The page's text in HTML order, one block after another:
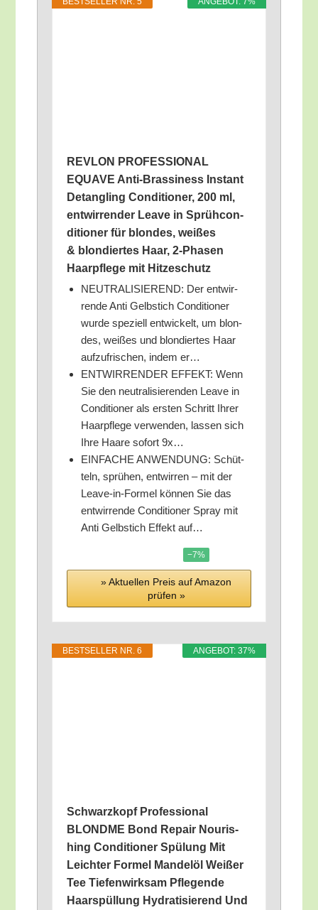
REVLON PROFESSIONAL
EQUAVE Anti-Bras­si­ness Instant
Detang­ling Con­di­tio­ner, 200 ml,
ent­wir­ren­der Lea­ve in Sprüh­con­
di­tio­ner für blon­des, wei­ßes
& blon­dier­tes Haar, 2‑Phasen
Haar­pfle­ge mit Hitzeschutz
NEUTRALISIEREND: Der ent­wir­
ren­de Anti Gelb­stich Con­di­tio­ner
wur­de spe­zi­ell ent­wi­ckelt, um blon­
des, wei­ßes und blon­dier­tes Haar
auf­zu­fri­schen, indem er…
ENTWIRRENDER EFFEKT: Wenn
Sie den neu­tra­li­sie­ren­den Lea­ve in
Con­di­tio­ner als ers­ten Schritt Ihrer
Haar­pfle­ge ver­wen­den, las­sen sich
Ihre Haa­re sofort 9x…
EINFACHE ANWENDUNG: Schüt­
teln, sprü­hen, ent­wir­ren – mit der
Lea­ve-in-For­mel kön­nen Sie das
ent­wir­ren­de Con­di­tio­ner Spray mit
Anti Gelb­stich Effekt auf…
−7%
» Aktu­el­len Preis auf Ama­zon
prü­fen »
ANGE­BOT: 37%
BEST­SEL­LER NR. 6
Schwarz­kopf Pro­fes­sio­nal
BLONDME Bond Repair Nou­ris­
hing Con­di­tio­ner Spü­lung Mit
Leich­ter For­mel Man­del­öl Wei­ßer
Tee Tie­fen­wirk­sam Pfle­gen­de
Haar­spül­lung Hydra­ti­sie­rend Und